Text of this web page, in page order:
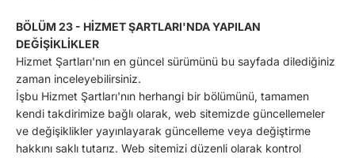
BÖLÜM 23 - HİZMET ŞARTLARI'NDA YAPILAN
DEĞİŞİKLİKLER
Hizmet Şartları'nın en güncel sürümünü bu sayfada dilediğiniz
zaman inceleyebilirsiniz.
İşbu Hizmet Şartları'nın herhangi bir bölümünü, tamamen
kendi takdirimize bağlı olarak, web sitemizde güncellemeler
ve değişiklikler yayınlayarak güncelleme veya değiştirme
hakkını saklı tutarız. Web sitemizi düzenli olarak kontrol